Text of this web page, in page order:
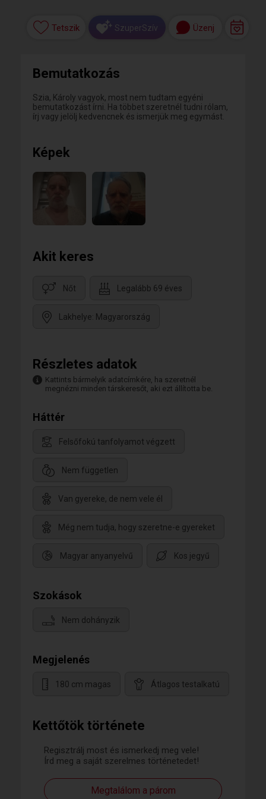
Kettőtök története
Regisztrálj most és ismerkedj meg vele!
Írd meg a saját szerelmes történetedet!
Megtalálom a párom
Tetszik SzuperSzív Üzenj
Bemutatkozás
Szia, Károly vagyok, most nem tudtam egyéni
bemutatkozást írni. Ha többet szeretnél tudni rólam,
írj vagy jelölj kedvencnek és ismerjük meg egymást.
Képek
Akit keres
Nőt Legalább 69 éves
Lakhelye: Magyarország
Részletes adatok
Kattints bármelyik adatcímkére, ha szeretnél
megnézni minden társkeresőt, aki ezt állította be.
Háttér
Felsőfokú tanfolyamot végzett
Nem független
Van gyereke, de nem vele él
Még nem tudja, hogy szeretne-e gyereket
Magyar anyanyelvű Kos jegyű
Szokások
Nem dohányzik
Megjelenés
180 cm magas Átlagos testalkatú